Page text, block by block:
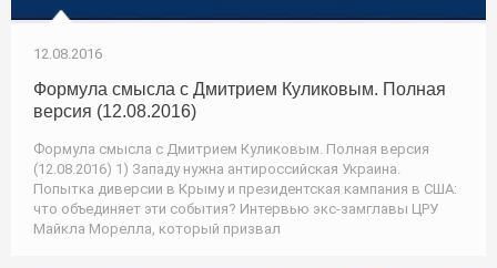
12.08.2016
Формула смысла с Дмитрием Куликовым. Полная
версия (12.08.2016)
Формула смысла с Дмитрием Куликовым. Полная версия
(12.08.2016) 1) Западу нужна антироссийская Украина.
Попытка диверсии в Крыму и президентская кампания в США:
что объединяет эти события? Интервью экс-замглавы ЦРУ
Майкла Морелла, который призвал